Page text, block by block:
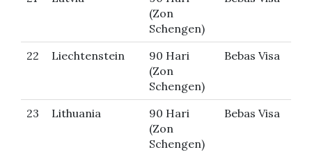
(Zon
Schengen)
22 Liechtenstein
90 Hari
(Zon
Schengen)
Bebas Visa
23 Lithuania
90 Hari
(Zon
Schengen)
Bebas Visa